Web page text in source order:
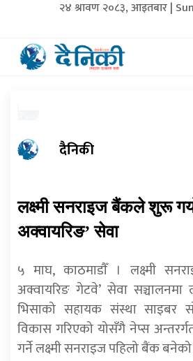
२४ श्रावण २०८३, आइतबार |
दैनिकी
लक्ष्मी सनराइज बैंकले शुरू
अक्वायरिङ’ सेवा
५ माघ, काठमाडाैँ । लक्ष्मी
अक्वायरिङ गेटवे’ सेवा
भिसाको सहायक संस्था साइबर
विकास गरिएको योसँगै नेप्स
गर्ने लक्ष्मी सनराइज पहिलो बैंक